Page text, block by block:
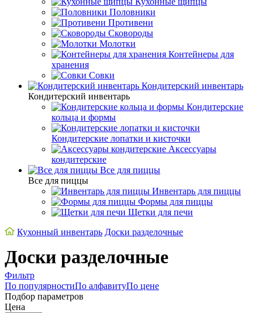
Половники
Противени
Сковороды
Молотки
Контейнеры для
хранения
Совки
Кондитерский инвентарь
Кондитерский инвентарь
Кондитерские
кольца и формы
Кондитерские лопатки и кисточки
Аксессуары
кондитерские
Все для пиццы
Все для пиццы
Инвентарь для пиццы
Формы для пиццы
Щетки для печи
Кухонный инвентарь Доски разделочные
Доски разделочные
Фильтр
По популярностиПо алфавитуПо цене
Подбор параметров
Цена